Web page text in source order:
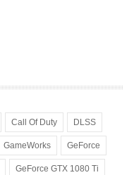
Call Of Duty DLSS
GameWorks GeForce
GeForce GTX 1080 Ti